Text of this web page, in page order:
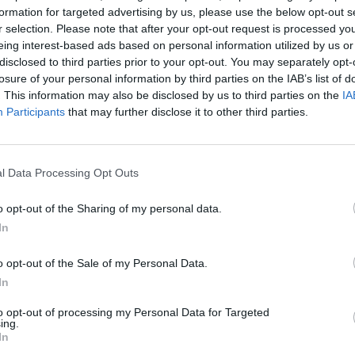
for targeted advertising by us, please use the below opt-out
selection. Please note that after your opt-out request is processed
interest-based ads based on personal information utilized by us
to third parties prior to your opt-out. You may separately
of your personal information by third parties on the IAB’s list of
This information may also be disclosed by us to third parties on the
Participants that may further disclose it to other third parties.
Data Processing Opt Outs
opt-out of the Sharing of my personal data.
opt-out of the Sale of my Personal Data.
opt-out of processing my Personal Data for Targeted
αντιμετωπίσετε
και 70% του ανθρώπινου σώματος αποτελείται από
βρίσκεται τόσο μέσα στα κύτταρά μας όσο και…
να γνωρίζετε για την
υγρών
κιλά που δείχνει η ζυγαριά σας είναι